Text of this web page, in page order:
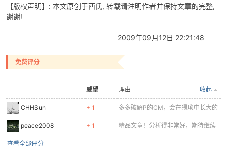
【版权声明】: 本文原创于西氏, 转载请注明作者并保持文章的完整,
谢谢!
2009年09月12日 22:21:48
免费评分
威望 收起
理由
CHHSun + 1 多多破解P的CM，会在猥琐中长大的
peace2008 + 1 精品文章！分析得非常好，期待继续
查看全部评分